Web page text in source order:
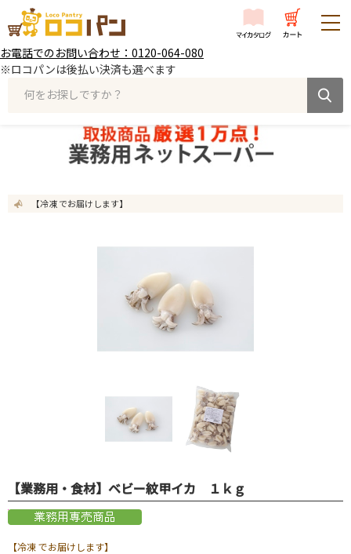
お電話でのお問い合わせ：0120-064-080
※ロコパンは後払い決済も選べます
何をお探しですか？
【冷凍 でお届けします】
【業務用・食材】ベビー紋甲イカ １ｋｇ
【冷凍 でお届けします】